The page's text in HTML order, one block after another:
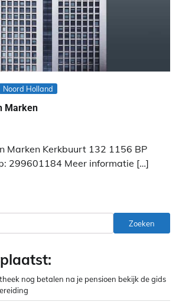
Noord Holland
Marken
Marken Kerkbuurt 132 1156 BP
299601184 Meer informatie […]
Zoeken
nog betalen na je pensioen bekijk de gids